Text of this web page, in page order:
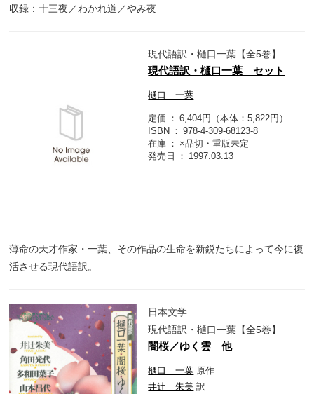
収録：十三夜／わかれ道／やみ夜
現代語訳・樋口一葉【全5巻】
現代語訳・樋口一葉 セット
樋口 一葉
定価
6,404円（本体：5,822円）
ISBN
978-4-309-68123-8
在庫
×品切・重版未定
発売日
1997.03.13
薄命の天才作家・一葉、その作品の生命を新鋭たちによって今に復
活させる現代語訳。
日本文学
現代語訳・樋口一葉【全5巻】
闇桜／ゆく雲 他
樋口 一葉 原作
井辻 朱美 訳